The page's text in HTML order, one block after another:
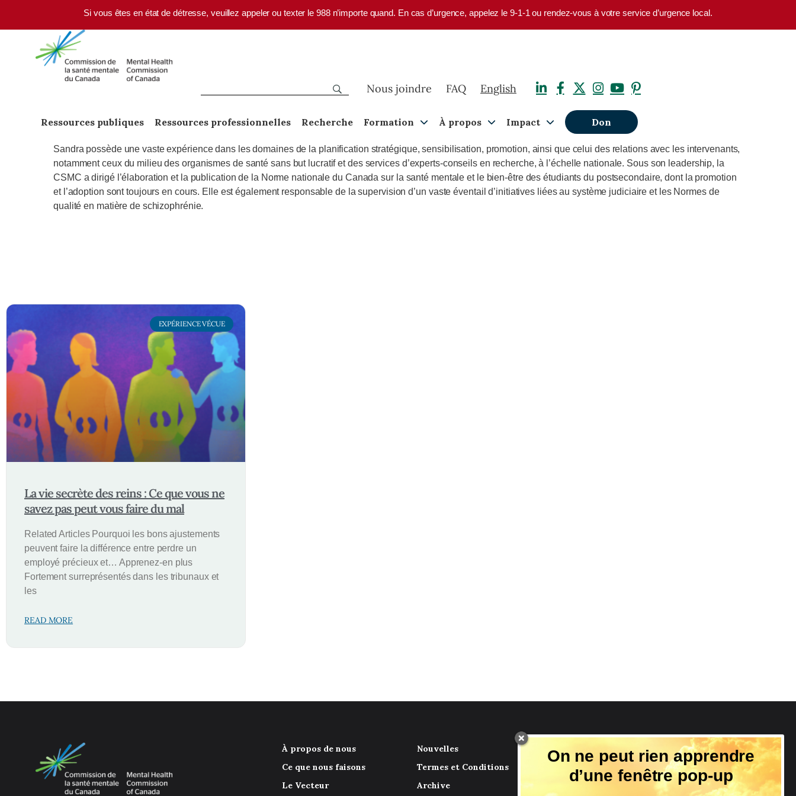
Skip to main contentSi vous êtes en état de détresse, veuillez appeler ou texter le 988 n’importe quand. En cas d’urgence, appelez le 9-1-1 ou rendez-vous à votre service d’urgence local.
Nous joindre FAQ English
Ressources publiques Ressources professionnelles Recherche Formation À propos Impact Don
Sandra possède une vaste expérience dans les domaines de la planification stratégique, sensibilisation, promotion, ainsi que celui des relations avec les intervenants,
notamment ceux du milieu des organismes de santé sans but lucratif et des services d’experts-conseils en recherche, à l’échelle nationale. Sous son leadership, la
CSMC a dirigé l’élaboration et la publication de la Norme nationale du Canada sur la santé mentale et le bien-être des étudiants du postsecondaire, dont la promotion
et l’adoption sont toujours en cours. Elle est également responsable de la supervision d’un vaste éventail d’initiatives liées au système judiciaire et les Normes de
qualité en matière de schizophrénie.
EXPÉRIENCE VÉCUE
La vie secrète des reins : Ce que vous ne
savez pas peut vous faire du mal
Related Articles Pourquoi les bons ajustements
peuvent faire la différence entre perdre un
employé précieux et… Apprenez-en plus
Fortement surreprésentés dans les tribunaux et
les
READ MORE
À propos de nous
Ce que nous faisons
Le Vecteur
Nouvelles
Termes et Conditions
Archive
Suivez-nous
On ne peut rien apprendre
d’une fenêtre pop-up